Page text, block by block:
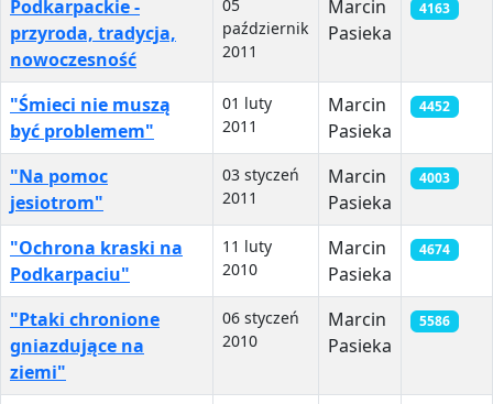
Podkarpackie -
przyroda, tradycja,
nowoczesność
05
październik
2011
Marcin
Pasieka
4163
"Śmieci nie muszą
być problemem"
01 luty
2011
Marcin
Pasieka
4452
"Na pomoc
jesiotrom"
03 styczeń
2011
Marcin
Pasieka
4003
"Ochrona kraski na
Podkarpaciu"
11 luty
2010
Marcin
Pasieka
4674
"Ptaki chronione
gniazdujące na
ziemi"
06 styczeń
2010
Marcin
Pasieka
5586